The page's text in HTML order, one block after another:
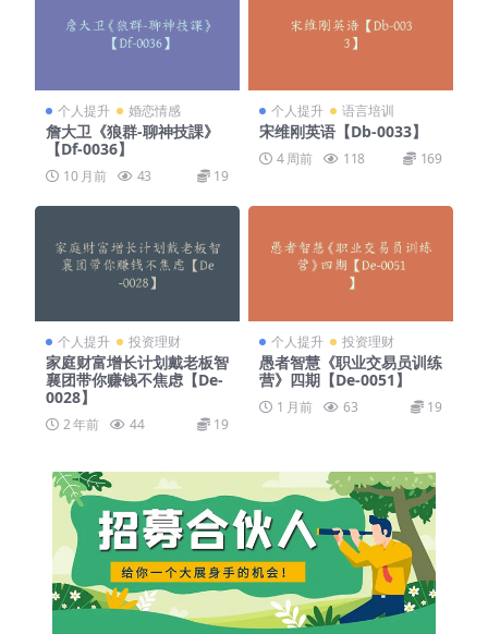
个人提升 婚恋情感
詹大卫《狼群-聊神技課》
【Df-0036】
10 月前 43 19
个人提升 语言培训
宋维刚英语【Db-0033】
4 周前 118 169
个人提升 投资理财
家庭财富增长计划戴老板智
襄团带你赚钱不焦虑【De-
0028】
2 年前 44 19
个人提升 投资理财
愚者智慧《职业交易员训练
营》四期【De-0051】
1 月前 63 19